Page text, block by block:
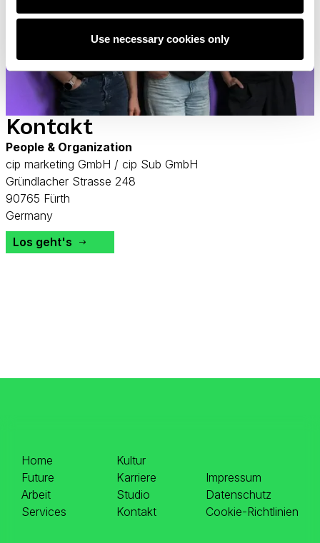
Use necessary cookies only
Kontakt
People & Organization
cip marketing GmbH / cip Sub GmbH
Gründlacher Strasse 248
90765 Fürth
Germany
Los geht's
Home
Future
Arbeit
Services
Kultur
Karriere
Studio
Kontakt
Impressum
Datenschutz
Cookie-Richtlinien